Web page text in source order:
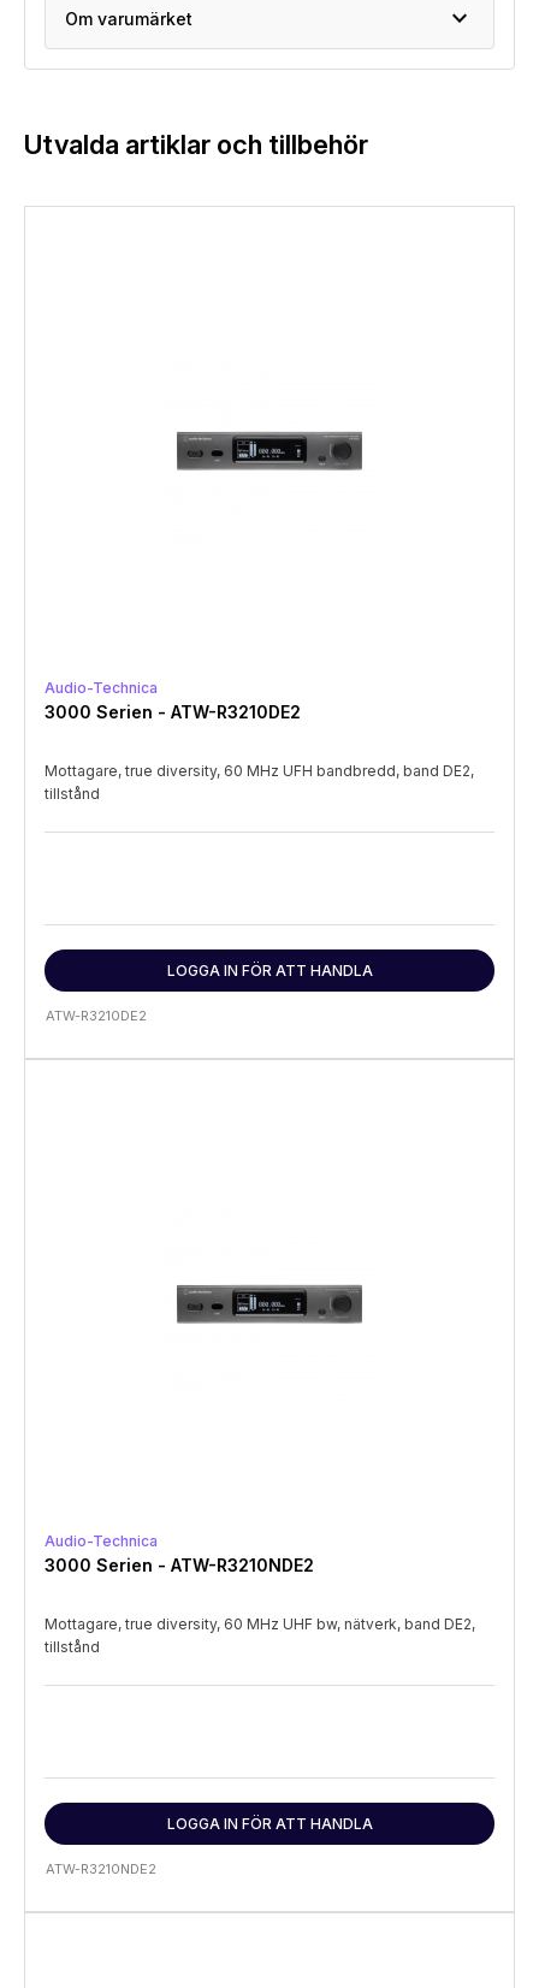
Om varumärket expand_more
Utvalda artiklar och tillbehör
Audio-Technica
3000 Serien - ATW-R3210DE2
Mottagare, true diversity, 60 MHz UFH bandbredd, band DE2,
tillstånd
LOGGA IN FÖR ATT HANDLA
ATW-R3210DE2
Audio-Technica
3000 Serien - ATW-R3210NDE2
Mottagare, true diversity, 60 MHz UHF bw, nätverk, band DE2,
tillstånd
LOGGA IN FÖR ATT HANDLA
ATW-R3210NDE2